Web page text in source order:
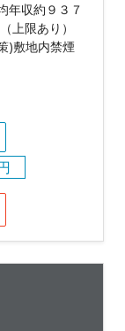
年収約９３７
上限あり）
)敷地内禁煙